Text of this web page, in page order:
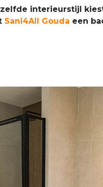
interieurstijl
Sani4All Gouda een